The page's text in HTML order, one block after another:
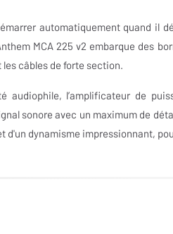
automatiquement quand il
MCA 225 v2 embarque des
câbles de forte section.
audiophile, l’amplificateur de
sonore avec un maximum de
d'un dynamisme impressionnant,